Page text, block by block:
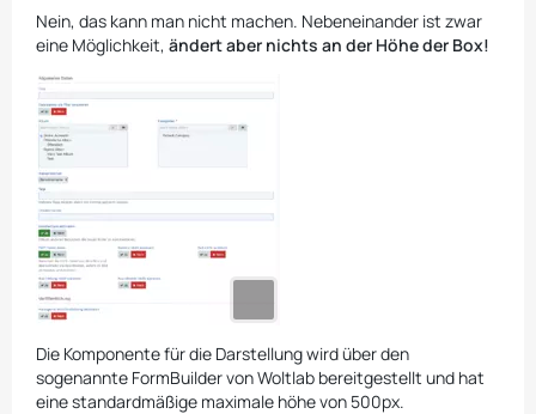
Nein, das kann man nicht machen. Nebeneinander ist zwar
eine Möglichkeit, ändert aber nichts an der Höhe der Box!
Die Komponente für die Darstellung wird über den
sogenannte FormBuilder von Woltlab bereitgestellt und hat
eine standardmäßige maximale höhe von 500px.